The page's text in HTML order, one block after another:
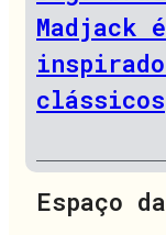
Madjack
clássicos
Espaço